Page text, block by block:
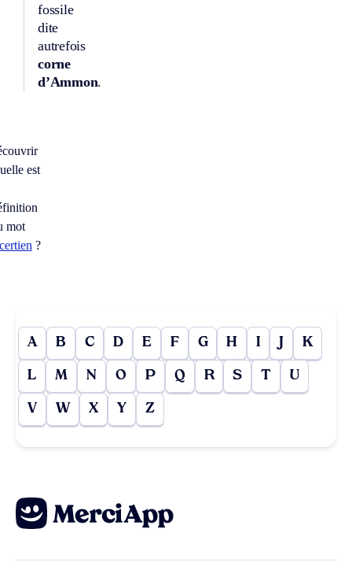
fossile
dite
autrefois
corne
d’Ammon.
est
mot
?
A B C D E F G H I J K
L M N O P Q R S T U
V W X Y Z